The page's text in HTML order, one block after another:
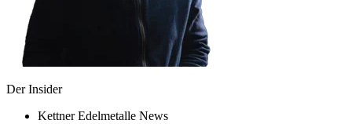
Der Insider
Kettner Edelmetalle News